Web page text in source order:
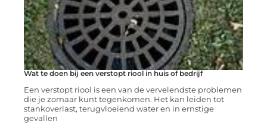
Wat te doen bij een verstopt riool in huis of bedrijf
Een verstopt riool is een van de vervelendste problemen
die je zomaar kunt tegenkomen. Het kan leiden tot
stankoverlast, terugvloeiend water en in ernstige
gevallen